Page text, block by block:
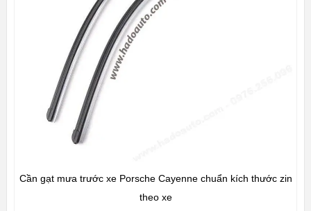
Cần gạt mưa trước xe Porsche Cayenne chuẩn kích thước zin
theo xe